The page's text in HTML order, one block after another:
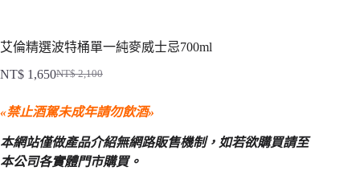
艾倫精選波特桶單一純麥威士忌700ml
NT$2,100
始
價
格：
NT$ 2,100。
NT$ 1,650
前
價
格：
NT$ 1,650。
«禁止酒駕未成年請勿飲酒»
本網站僅做產品介紹無網路販售機制， 如若欲購買請至
本公司各實體門市購買。